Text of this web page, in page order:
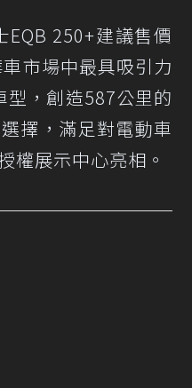
250+建議售價
市場中最具吸引力
型，創造587公里的
擇，滿足對電動車
權展示中心亮相。